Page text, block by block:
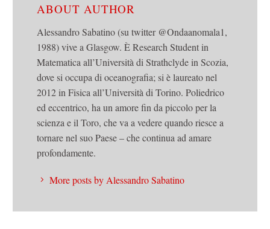
ABOUT AUTHOR
Alessandro Sabatino (su twitter @Ondaanomala1,
1988) vive a Glasgow. È Research Student in
Matematica all’Università di Strathclyde in Scozia,
dove si occupa di oceanografia; si è laureato nel
2012 in Fisica all’Università di Torino. Poliedrico
ed eccentrico, ha un amore fin da piccolo per la
scienza e il Toro, che va a vedere quando riesce a
tornare nel suo Paese – che continua ad amare
profondamente.
More posts by Alessandro Sabatino